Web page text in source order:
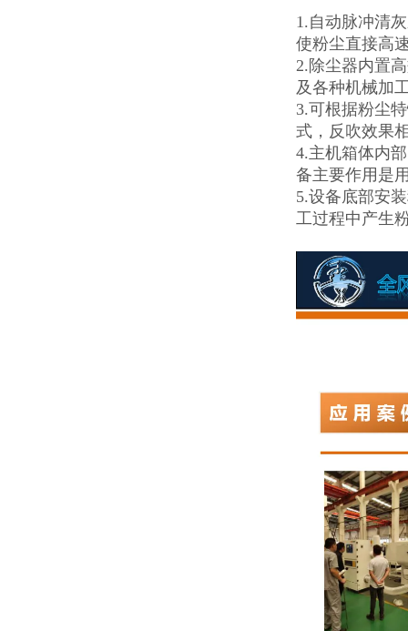
1.自动脉冲清
使粉尘直接高
2.除尘器内置
及各种机械加
3.可根据粉尘
式，反吹效果
4.主机箱体内
备主要作用是
5.设备底部安
工过程中产生